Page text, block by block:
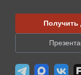
Получить